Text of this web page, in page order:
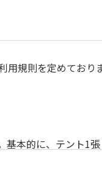
規則を定めておりま
基本的に、テント1